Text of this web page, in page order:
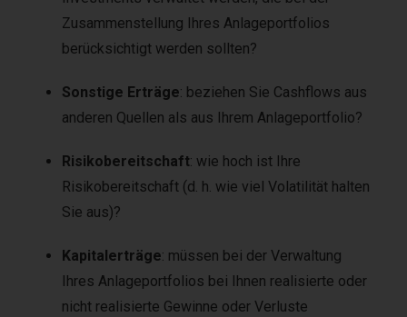
Zusammenstellung Ihres Anlageportfolios
berücksichtigt werden sollten?
Sonstige Erträge: beziehen Sie Cashflows aus
anderen Quellen als aus Ihrem Anlageportfolio?
Risikobereitschaft: wie hoch ist Ihre
Risikobereitschaft (d. h. wie viel Volatilität halten
Sie aus)?
Kapitalerträge: müssen bei der Verwaltung
Ihres Anlageportfolios bei Ihnen realisierte oder
nicht realisierte Gewinne oder Verluste